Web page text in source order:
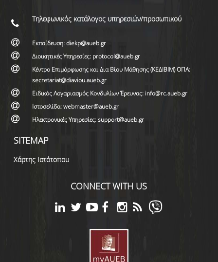
Τηλεφωνικός κατάλογος υπηρεσιών/προσωπικού
Εκπαίδευση: diekp@aueb.gr
Διοικητικές Υπηρεσίες: protocol@aueb.gr
Κέντρο Επιμόρφωσης και Δια Βίου Μάθησης (ΚΕΔΙΒΙΜ) ΟΠΑ:
secretariat@diaviou.aueb.gr
Ειδικός Λογαριασμός Κονδυλίων Έρευνας: info@rc.aueb.gr
Ιστοσελίδα: webmaster@aueb.gr
Ηλεκτρονικές Υπηρεσίες: support@aueb.gr
SITEMAP
Χάρτης Ιστότοπου
CONNECT WITH US